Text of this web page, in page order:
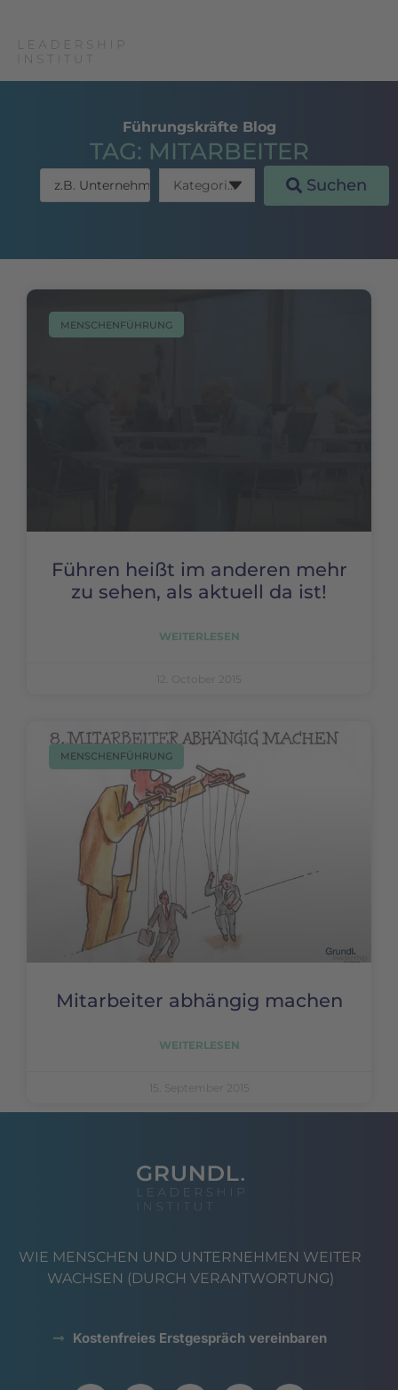
Führungskräfte Blog
TAG: MITARBEITER
Suchen
MENSCHENFÜHRUNG
Führen heißt im anderen mehr
zu sehen, als aktuell da ist!
WEITERLESEN
12. October 2015
MENSCHENFÜHRUNG
Mitarbeiter abhängig machen
WEITERLESEN
15. September 2015
WIE MENSCHEN UND UNTERNEHMEN WEITER
WACHSEN (DURCH VERANTWORTUNG)
Kostenfreies Erstgespräch vereinbaren